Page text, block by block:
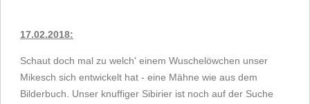
17.02.2018:
Schaut doch mal zu welch' einem Wuschelöwchen unser
Mikesch sich entwickelt hat - eine Mähne wie aus dem
Bilderbuch. Unser knuffiger Sibirier ist noch auf der Suche